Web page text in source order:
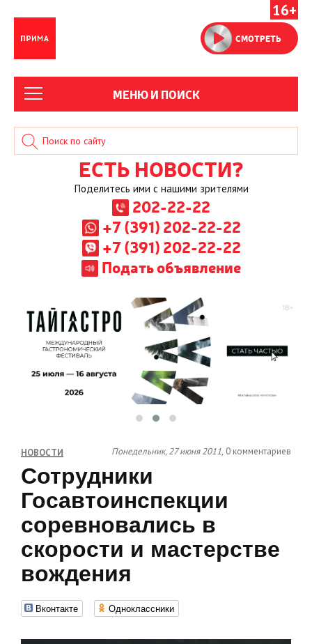
16+
СМОТРЕТЬ
МЕНЮ И ПОИСК
ЕСТЬ НОВОСТИ?
Поделитесь ими с нашими зрителями
202-22-22
+7 (391) 202-22-22
+7 (391) 202-22-22
Подать объявление
НОВОСТИ Понедельник, 27 июня 2011, 0 комментариев
Сотрудники
Госавтоинспекции
соревновались в
скорости и мастерстве
вождения
Вконтакте Одноклассники